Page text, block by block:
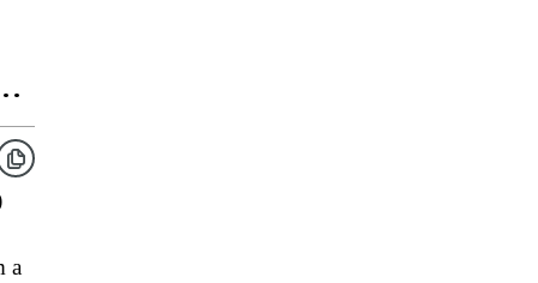
a